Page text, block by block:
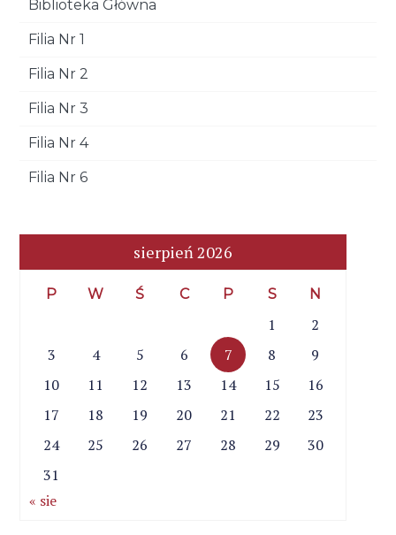
Biblioteka Główna
Filia Nr 1
Filia Nr 2
Filia Nr 3
Filia Nr 4
Filia Nr 6
sierpień 2026
P W Ś C P S N
1
2
3
4 5 6 7 8
9
10
11 12 13 14 15
16
17
18 19 20 21 22
23
24
25 26 27 28 29
30
31
« sie